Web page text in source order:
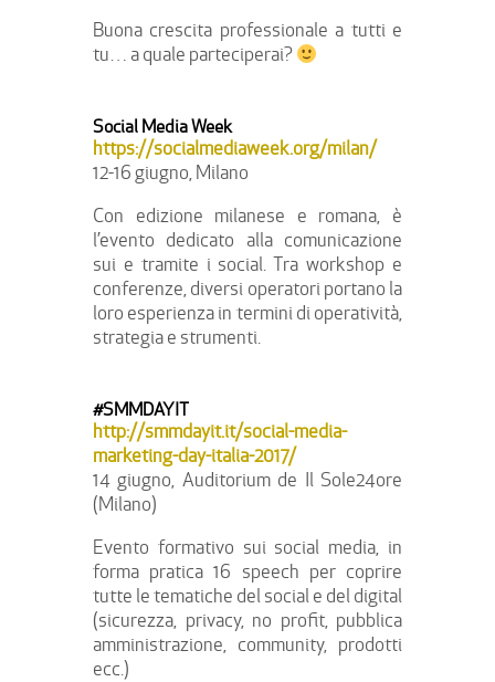
Buona crescita professionale a tutti e
tu… a quale parteciperai?
Social Media Week
https://socialmediaweek.org/milan/
12-16 giugno, Milano
Con edizione milanese e romana, è
l’evento dedicato alla comunicazione
sui e tramite i social. Tra workshop e
conferenze, diversi operatori portano la
loro esperienza in termini di operatività,
strategia e strumenti.
#SMMDAYIT
http://smmdayit.it/social-media-
marketing-day-italia-2017/
14 giugno, Auditorium de Il Sole24ore
(Milano)
Evento formativo sui social media, in
forma pratica 16 speech per coprire
tutte le tematiche del social e del digital
(sicurezza, privacy, no profit, pubblica
amministrazione, community, prodotti
ecc.)